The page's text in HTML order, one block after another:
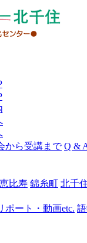
ャ
北
千
から受講まで Q &
恵比寿 錦糸町 北千
ポート・動画etc.